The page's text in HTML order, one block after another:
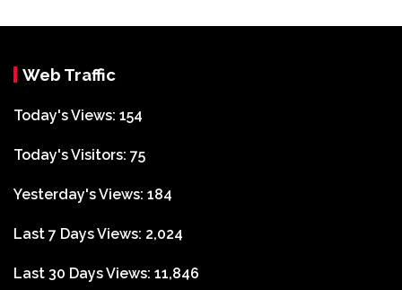
Web Traffic
Today's Views: 154
Today's Visitors: 75
Yesterday's Views: 184
Last 7 Days Views: 2,024
Last 30 Days Views: 11,846